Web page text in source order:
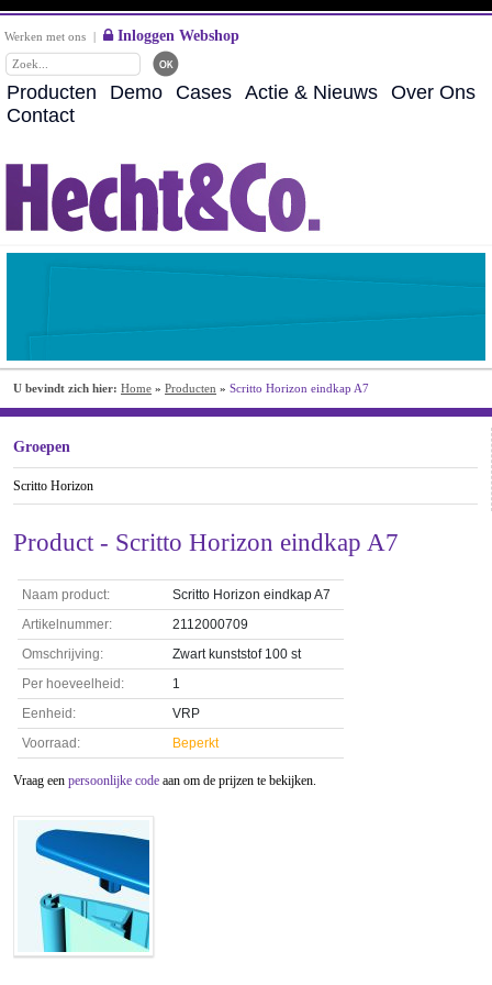
Werken met ons | Inloggen Webshop
Producten Demo Cases Actie & Nieuws Over Ons
Contact
U bevindt zich hier: Home » Producten » Scritto Horizon eindkap A7
Groepen
Scritto Horizon
Product - Scritto Horizon eindkap A7
Naam product:
Scritto Horizon eindkap A7
Artikelnummer:
2112000709
Omschrijving:
Zwart kunststof 100 st
Per hoeveelheid:
1
Eenheid:
VRP
Voorraad:
Beperkt
Vraag een persoonlijke code aan om de prijzen te bekijken.